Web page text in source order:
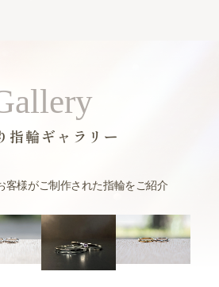
指輪ギャラリー
客様がご制作された指輪をご紹介